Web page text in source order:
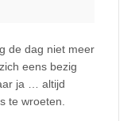
de dag niet meer
eens bezig
ja … altijd
te wroeten.